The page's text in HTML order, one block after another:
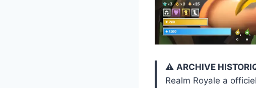
⚠️ ARCHIVE
Realm Royale a